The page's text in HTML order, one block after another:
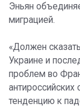
Эньян
миграцией.
«Должен
Украине и
проблем во
антироссийских
тенденцию к